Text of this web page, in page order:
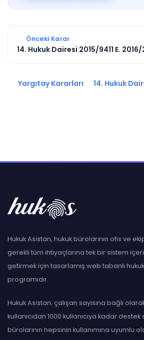
Önceki Karar
14. Hukuk Dairesi 2015/9411 E.
Yargıtay Kararları 14. Hukuk
Hukuk Asistan, hukuk bürolarının ofis ve
gerekli tüm ihtiyaçlarına tek bir sistem
getirmek için tasarlamış web tabanlı
programıdır.
Hukuk Asistan; çalışan sayısına bağlı
kullanıcıdan 1000 kullanıcıya kadar destek
bürolarının hepsinin kullanımına uyumlu